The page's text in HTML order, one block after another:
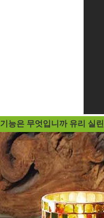
기능은 무엇입니까 유리 실